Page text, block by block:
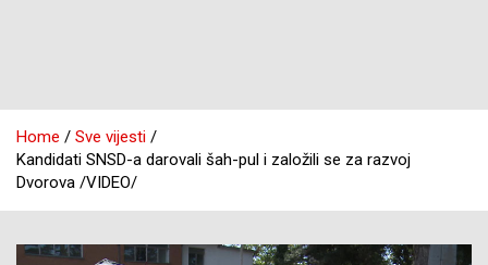
Home
Sve vijesti
Kandidati SNSD-a darovali šah-pul i založili se za razvoj
Dvorova /VIDEO/